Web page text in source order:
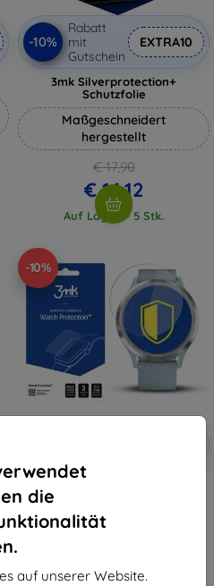
die
auf unserer Website.
-10%
Rabatt
mit
Gutschein
EXTRA10
3mk Silverprotection+
Schutzfolie
Maßgeschneidert
hergestellt
€ 17,90
€ 16,12
Auf Lager > 5 Stk.
-10%
3MK FlexibleGlass Watch Garmin
Vivomove HR, Schutzglas
€ 9,90
€ 8,92